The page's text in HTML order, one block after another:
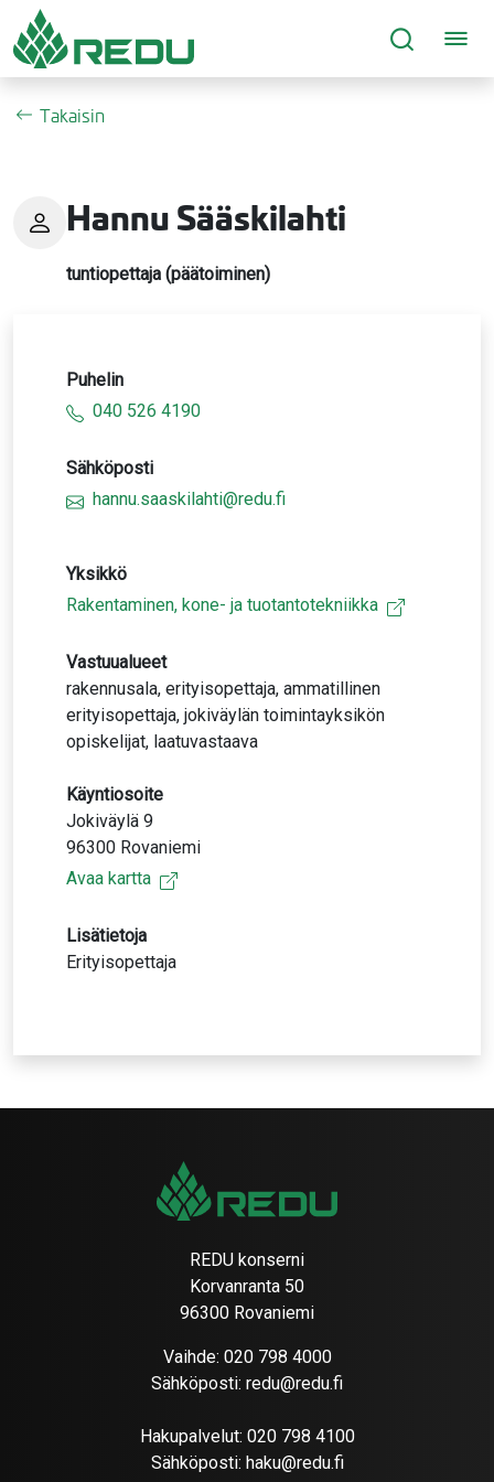
Siirry sivusisältöön
Takaisin
Hannu Sääskilahti
tuntiopettaja (päätoiminen)
Puhelin
040 526 4190
Sähköposti
hannu.saaskilahti@redu.fi
Yksikkö
Rakentaminen, kone- ja tuotantotekniikka
Vastuualueet
rakennusala, erityisopettaja, ammatillinen
erityisopettaja, jokiväylän toimintayksikön
opiskelijat, laatuvastaava
Käyntiosoite
Jokiväylä 9
96300 Rovaniemi
Avaa kartta
Lisätietoja
Erityisopettaja
REDU konserni
Korvanranta 50
96300 Rovaniemi
Vaihde: 020 798 4000
Sähköposti: redu@redu.fi
Hakupalvelut: 020 798 4100
Sähköposti: haku@redu.fi